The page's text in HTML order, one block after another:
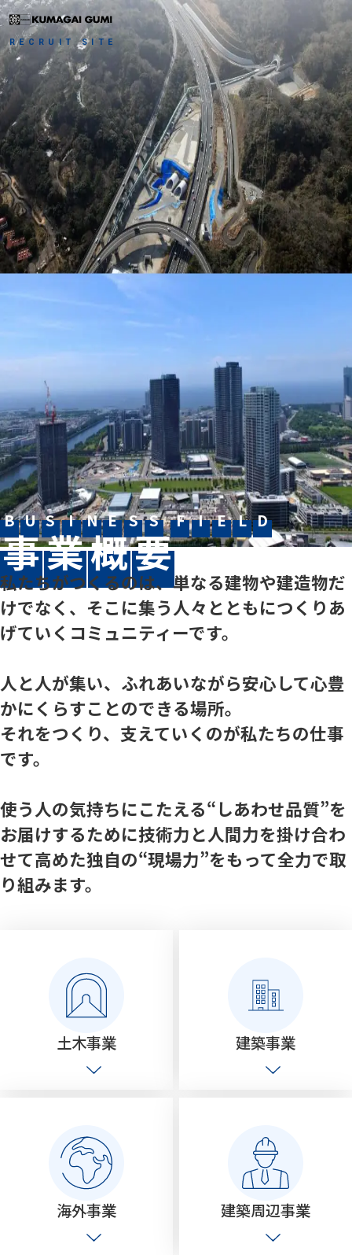
RECRUIT SITE
会社を知る
社長メッセージ
会社紹介（ヒストリー）
サステナビリティの取り組み
仕事を知る
事業概要
職種紹介
実績
人を知る
社員インタビュー
若手社員座談会
働き方を知る
人材育成
ダイバーシティ
従業員データ
募集要項・FAQ
リクルート活動における活動規範について
インターンシップ・セミナー情報
2028卒エントリーはこちら
2027卒エントリーはこちら
【公式】熊谷組新卒採用
B U S I N E S S F I E L D
事業概要
私たちがつくるのは、単なる建物や建造物だ
けでなく、 そこに集う人々とともにつくりあ
げていくコミュニティーです。
人と人が集い、ふれあいながら安心して心豊
かにくらすことのできる場所。
それをつくり、支えていくのが私たちの仕事
です。
使う人の気持ちにこたえる“しあわせ品質”を
お届けするために技術力と人間力を掛け合わ
せて高めた独自の“現場力”をもって全力で取
り組みます。
土木事業 建築事業
海外事業 建築周辺事業